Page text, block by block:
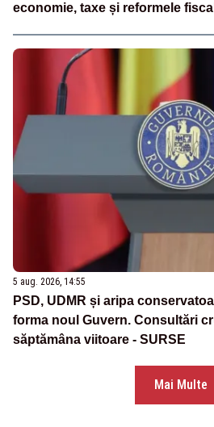
economie, taxe și reformele
5 aug. 2026, 14:55
PSD, UDMR și aripa
forma noul Guvern. Consultări
săptămâna viitoare - SURSE
Mai Multe